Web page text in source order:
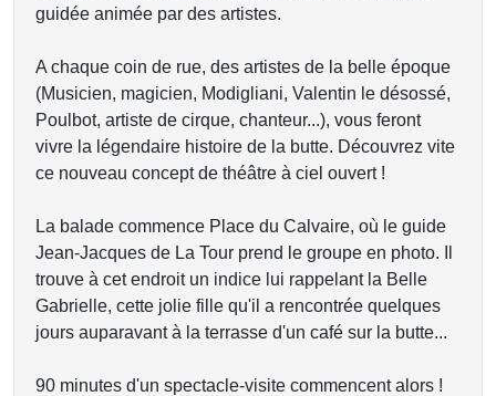
guidée animée par des artistes.
A chaque coin de rue, des artistes de la belle époque
(Musicien, magicien, Modigliani, Valentin le désossé,
Poulbot, artiste de cirque, chanteur...), vous feront
vivre la légendaire histoire de la butte. Découvrez vite
ce nouveau concept de théâtre à ciel ouvert !
La balade commence Place du Calvaire, où le guide
Jean-Jacques de La Tour prend le groupe en photo. Il
trouve à cet endroit un indice lui rappelant la Belle
Gabrielle, cette jolie fille qu'il a rencontrée quelques
jours auparavant à la terrasse d'un café sur la butte...
90 minutes d'un spectacle-visite commencent alors !